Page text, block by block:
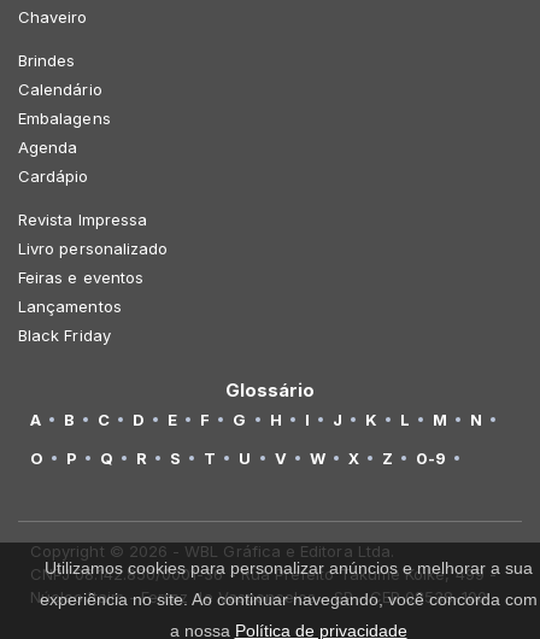
Chaveiro
Brindes
Calendário
Embalagens
Agenda
Cardápio
Revista Impressa
Livro personalizado
Feiras e eventos
Lançamentos
Black Friday
Glossário
A B C D E F G H I J K L M
N
O
P Q R S T U V W X Z 0-9
Copyright © 2026 - WBL Gráfica e Editora Ltda.
CNPJ 08.142.850/0001-36 - Rua Prefeito Takume Koike, 499 -
Núcleo Itaim - Ferraz de Vasconcelos - SP - CEP 08538-100
Utilizamos cookies para personalizar anúncios e melhorar a sua
experiência no site. Ao continuar navegando, você concorda com
a nossa Política de privacidade